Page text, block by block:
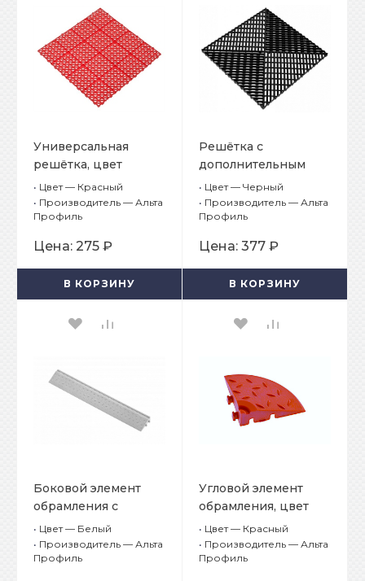
Универсальная
решётка, цвет
Красный
• Цвет — Красный
• Производитель — Альта
Профиль
Цена: 275 ₽
В КОРЗИНУ
Решётка с
дополнительным
обрамлением, цвет
Черный
• Цвет — Черный
• Производитель — Альта
Профиль
Цена: 377 ₽
В КОРЗИНУ
Боковой элемент
обрамления с
пазами под замки,
цвет Белый
• Цвет — Белый
• Производитель — Альта
Профиль
Угловой элемент
обрамления, цвет
Красный
• Цвет — Красный
• Производитель — Альта
Профиль